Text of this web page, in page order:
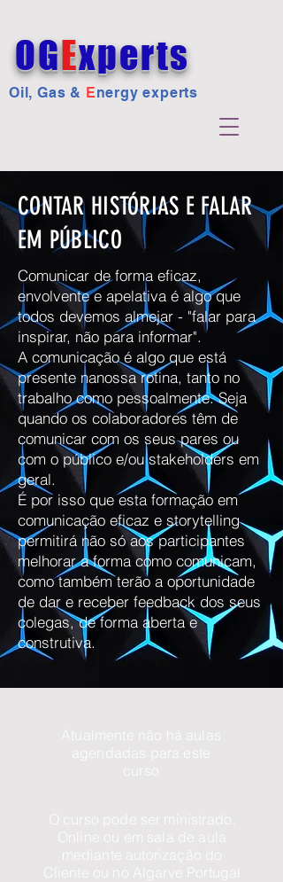
OGExperts
Oil, Gas & Energy experts
CONTAR HISTÓRIAS E FALAR
EM PÚBLICO
Comunicar de forma eficaz,
envolvente e apelativa é algo que
todos devemos almejar - "falar para
inspirar, não para informar".
A comunicação é algo que está
presente nanossa rotina, tanto no
trabalho como pessoalmente. Seja
quando os colaboradores têm de
comunicar com os seus pares ou
com o público e/ou stakeholders em
geral.
É por isso que esta formação em
comunicação eficaz e storytelling
permitirá não só aos participantes
melhorar a forma como comunicam,
como também terão a oportunidade
de dar e receber feedback dos seus
colegas, de forma aberta e
construtiva.
Atualmente não há aulas
agendadas para este
curso
O curso pode ser ministrado.
Online ou em sala de aula
mediante autorização do
Cliente ou no Algarve Portugal